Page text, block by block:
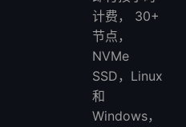
计费， 30+
节点，
NVMe
SSD，Linux
和
Windows，